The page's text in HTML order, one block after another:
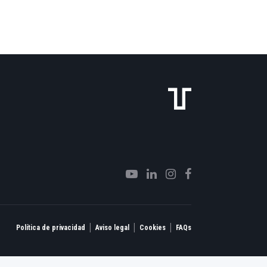
Política de privacidad |Aviso legal | Cookies | FAQs